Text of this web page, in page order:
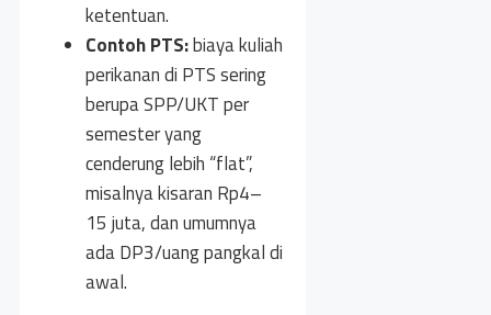
ketentuan.
Contoh PTS:biaya kuliah
perikanan di PTS sering
berupa SPP/UKT per
semester yang
cenderung lebih “flat”,
misalnya kisaran Rp4–
15 juta, dan umumnya
ada DP3/uang pangkal di
awal.